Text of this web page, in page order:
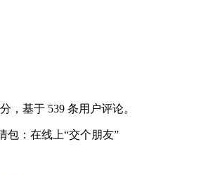
，基于 539 条用户评论。
包：在线上“交个朋友”